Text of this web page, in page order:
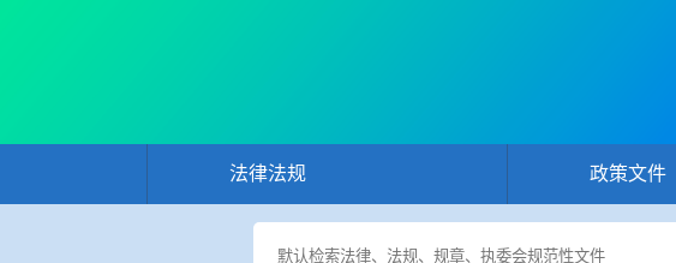
法律法规 政策文件